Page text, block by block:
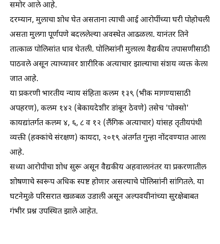
समोर आले आहे.
दरम्यान, मुलाचा शोध घेत असताना त्याची आई आरोपींच्या घरी पोहोचली
असता मुलगा पूर्णपणे बदललेल्या अवस्थेत आढळला. यानंतर तिने
तात्काळ पोलिसांत धाव घेतली. पोलिसांनी मुलाला वैद्यकीय तपासणीसाठी
पाठवले असून त्याच्यावर शारीरिक अत्याचार झाल्याचा संशय व्यक्त केला
जात आहे.
या प्रकरणी भारतीय न्याय संहिता कलम १३९ (भीक मागण्यासाठी
अपहरण), कलम १४२ (बेकायदेशीर डांबून ठेवणे) तसेच 'पोक्सो'
कायद्यांतर्गत कलम ४, ६, ८ व १२ (लैंगिक अत्याचार) यांसह तृतीयपंथी
व्यक्ती (हक्कांचे संरक्षण) कायदा, २०१९ अंतर्गत गुन्हा नोंदवण्यात आला
आहे.
सध्या आरोपीचा शोध सुरू असून वैद्यकीय अहवालानंतर या प्रकरणातील
शोषणाचे स्वरूप अधिक स्पष्ट होणार असल्याचे पोलिसांनी सांगितले. या
घटनेमुळे परिसरात खळबळ उडाली असून अल्पवयीनांच्या सुरक्षेबाबत
गंभीर प्रश्न उपस्थित झाले आहेत.